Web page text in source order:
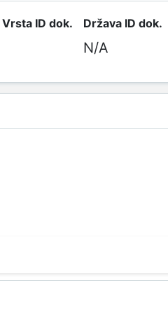
Vrsta ID dok. Država ID dok.
N/A